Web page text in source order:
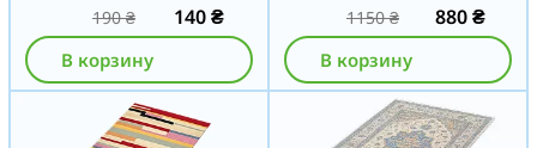
190₴ 140₴
В корзину
1150₴ 880₴
В корзину